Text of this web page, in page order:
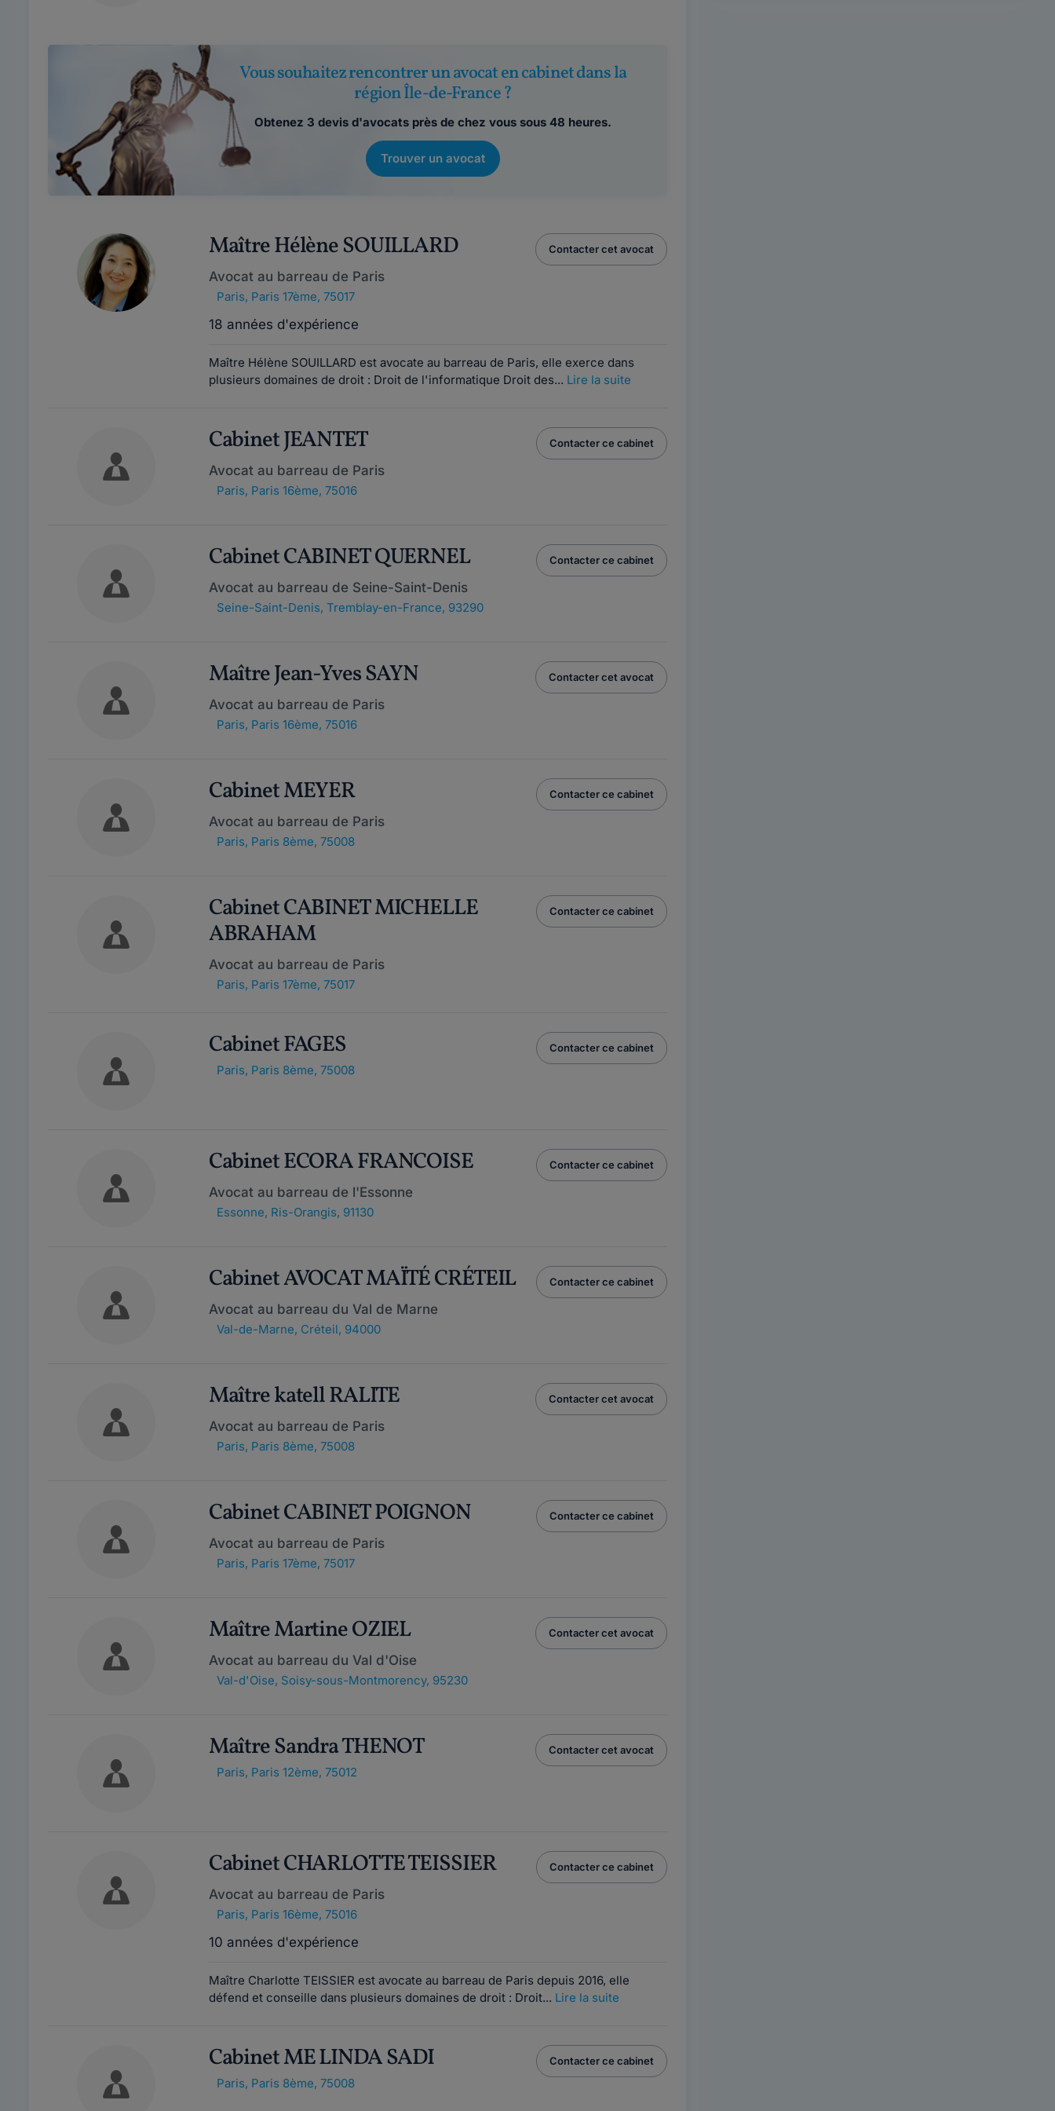
Vous souhaitez rencontrer un avocat en cabinet dans la
région Île-de-France ?
Obtenez 3 devis d'avocats près de chez vous sous 48 heures.
Trouver un avocat
Maître Hélène SOUILLARD
Avocat au barreau de Paris
Paris, Paris 17ème, 75017
18 années d'expérience
Contacter cet avocat
Maître Hélène SOUILLARD est avocate au barreau de Paris, elle exerce dans
plusieurs domaines de droit : Droit de l'informatique Droit des... Lire la suite
Cabinet JEANTET
Avocat au barreau de Paris
Paris, Paris 16ème, 75016
Contacter ce cabinet
Cabinet CABINET QUERNEL
Avocat au barreau de Seine-Saint-Denis
Seine-Saint-Denis, Tremblay-en-France, 93290
Contacter ce cabinet
Maître Jean-Yves SAYN
Avocat au barreau de Paris
Paris, Paris 16ème, 75016
Contacter cet avocat
Cabinet MEYER
Avocat au barreau de Paris
Paris, Paris 8ème, 75008
Contacter ce cabinet
Cabinet CABINET MICHELLE
ABRAHAM
Avocat au barreau de Paris
Paris, Paris 17ème, 75017
Contacter ce cabinet
Cabinet FAGES
Paris, Paris 8ème, 75008
Contacter ce cabinet
Cabinet ECORA FRANCOISE
Avocat au barreau de l'Essonne
Essonne, Ris-Orangis, 91130
Contacter ce cabinet
Cabinet AVOCAT MAÏTÉ CRÉTEIL
Avocat au barreau du Val de Marne
Val-de-Marne, Créteil, 94000
Contacter ce cabinet
Maître katell RALITE
Avocat au barreau de Paris
Paris, Paris 8ème, 75008
Contacter cet avocat
Cabinet CABINET POIGNON
Avocat au barreau de Paris
Paris, Paris 17ème, 75017
Contacter ce cabinet
Maître Martine OZIEL
Avocat au barreau du Val d'Oise
Val-d'Oise, Soisy-sous-Montmorency, 95230
Contacter cet avocat
Maître Sandra THENOT
Paris, Paris 12ème, 75012
Contacter cet avocat
Cabinet CHARLOTTE TEISSIER
Avocat au barreau de Paris
Paris, Paris 16ème, 75016
10 années d'expérience
Contacter ce cabinet
Maître Charlotte TEISSIER est avocate au barreau de Paris depuis 2016, elle
défend et conseille dans plusieurs domaines de droit : Droit... Lire la suite
Cabinet ME LINDA SADI
Paris, Paris 8ème, 75008
Contacter ce cabinet